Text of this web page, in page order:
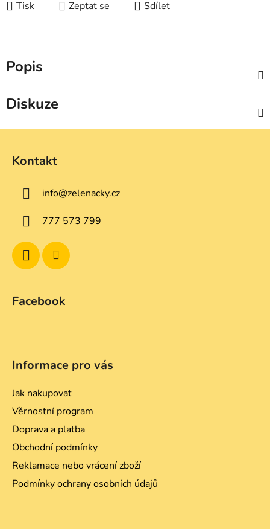
Tisk Zeptat se Sdílet
Popis
Diskuze
Kontakt
info@zelenacky.cz
777 573 799
Facebook
Informace pro vás
Jak nakupovat
Věrnostní program
Doprava a platba
Obchodní podmínky
Reklamace nebo vrácení zboží
Podmínky ochrany osobních údajů